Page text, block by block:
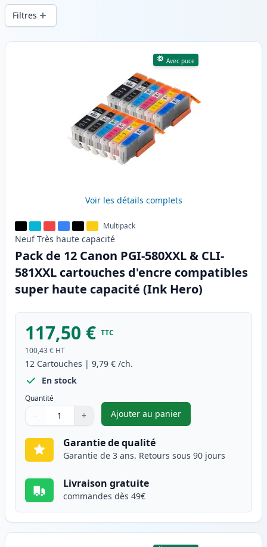
en .
Filtres
Produits
Avec puce
Voir les détails complets
Multipack
Neuf Très haute capacité
Pack de 12 Canon PGI-580XXL & CLI-
581XXL cartouches d'encre compatibles
super haute capacité (Ink Hero)
117,50 € TTC
100,43 € HT
12 Cartouches | 9,79 € /ch.
En stock
Quantité
Quantité
Utilisez les boutons pour ajuster
− +
Quantité
Ajouter au panier
,Pack de 12 Canon PGI-
Garantie de qualité
Garantie de 3 ans. Retours sous 90 jours
Livraison gratuite
commandes dès 49€